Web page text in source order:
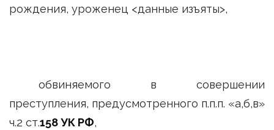
рождения, уроженец <данные изъяты>,
обвиняемого в совершении
преступления, предусмотренного п.п.п. «а,б,в»
ч.2 ст.158 УК РФ,